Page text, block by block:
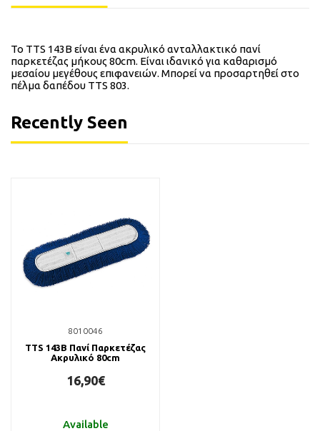
Το TTS 143B είναι ένα ακρυλικό ανταλλακτικό πανί
παρκετέζας μήκους 80cm. Είναι ιδανικό για καθαρισμό
μεσαίου μεγέθους επιφανειών. Μπορεί να προσαρτηθεί στο
πέλμα δαπέδου TTS 803.
Recently Seen
8010046
TTS 143B Πανί Παρκετέζας
Ακρυλικό 80cm
16,90€
Available